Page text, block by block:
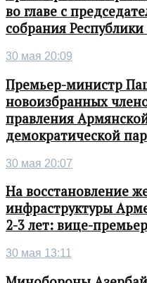
во главе с
собрания
30 мая 20:09
Премьер-министр
новоизбранных
правления
демократической
30 мая 20:07
На восстановление
инфраструктуры
2-3 лет: вице-премьер
30 мая 13:11